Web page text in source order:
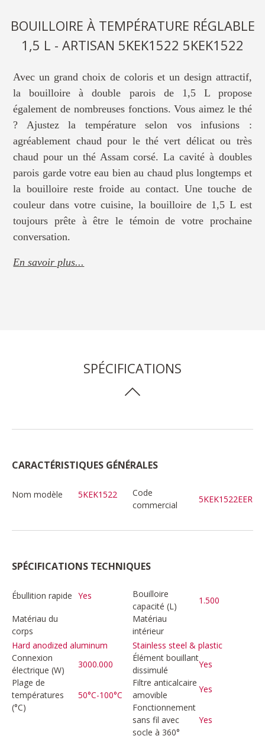
BOUILLOIRE À TEMPÉRATURE RÉGLABLE
1,5 L - ARTISAN 5KEK1522 5KEK1522
Avec un grand choix de coloris et un design attractif,
la bouilloire à double parois de 1,5 L propose
également de nombreuses fonctions. Vous aimez le thé
? Ajustez la température selon vos infusions :
agréablement chaud pour le thé vert délicat ou très
chaud pour un thé Assam corsé. La cavité à doubles
parois garde votre eau bien au chaud plus longtemps et
la bouilloire reste froide au contact. Une touche de
couleur dans votre cuisine, la bouilloire de 1,5 L est
toujours prête à être le témoin de votre prochaine
conversation.
En savoir plus...
SPÉCIFICATIONS
CARACTÉRISTIQUES GÉNÉRALES
Nom modèle 5KEK1522
Code
commercial
5KEK1522EER
SPÉCIFICATIONS TECHNIQUES
Ébullition rapide Yes
Bouilloire
capacité (L)
1.500
Matériau du
corps
Hard anodized aluminum
Matériau
intérieur
Stainless steel & plastic
Connexion
électrique (W)
3000.000
Élément bouillant
dissimulé
Yes
Plage de
températures
(°C)
50°C-100°C
Filtre anticalcaire
amovible
Yes
Fonctionnement
sans fil avec
socle à 360°
Yes